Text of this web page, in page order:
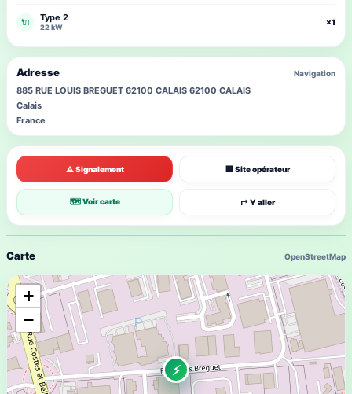
Carte OpenStreetMap
⚡
+
−
⚠ Signalement 🏢 Site opérateur
🗺 Voir carte ↱ Y aller
🔌 Type 2
22 kW
×1
Adresse Navigation
885 RUE LOUIS BREGUET 62100 CALAIS 62100 CALAIS
Calais
France